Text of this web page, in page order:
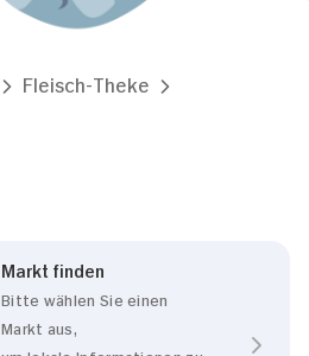
Fleisch-Theke
Markt finden
Bitte wählen Sie einen
Markt aus,